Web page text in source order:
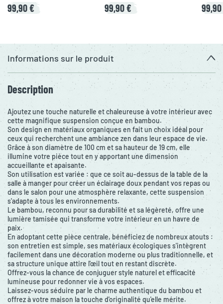
99,90 € 99,90 €
Informations sur le produit
Description
Ajoutez une touche naturelle et chaleureuse à votre intérieur avec
cette magnifique suspension conçue en bambou.
Son design en matériaux organiques en fait un choix idéal pour
ceux qui recherchent une ambiance zen dans leur espace de vie.
Grâce à son diamètre de 100 cm et sa hauteur de 19 cm, elle
illumine votre pièce tout en y apportant une dimension
accueillante et apaisante.
Son utilisation est variée : que ce soit au-dessus de la table de la
salle à manger pour créer un éclairage doux pendant vos repas ou
dans le salon pour une atmosphère relaxante, cette suspension
s'adapte à tous les environnements.
Le bambou, reconnu pour sa durabilité et sa légèreté, offre une
lumière tamisée qui transforme votre intérieur en un havre de
paix.
En adoptant cette pièce centrale, bénéficiez de nombreux atouts :
son entretien est simple, ses matériaux écologiques s'intègrent
facilement dans une décoration moderne ou plus traditionnelle, et
sa structure unique attire l'œil tout en restant discrète.
Offrez-vous la chance de conjuguer style naturel et efficacité
lumineuse pour redonner vie à vos espaces.
Laissez-vous séduire par le charme authentique du bambou et
offrez à votre maison la touche d'originalité qu'elle mérite.